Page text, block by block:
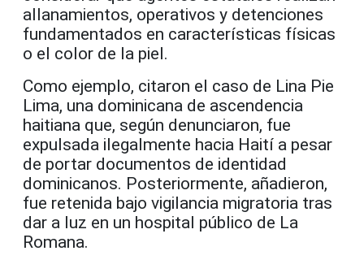
allanamientos, operativos y detenciones
fundamentados en características físicas
o el color de la piel.
Como ejemplo, citaron el caso de Lina Pie
Lima, una dominicana de ascendencia
haitiana que, según denunciaron, fue
expulsada ilegalmente hacia Haití a pesar
de portar documentos de identidad
dominicanos. Posteriormente, añadieron,
fue retenida bajo vigilancia migratoria tras
dar a luz en un hospital público de La
Romana.